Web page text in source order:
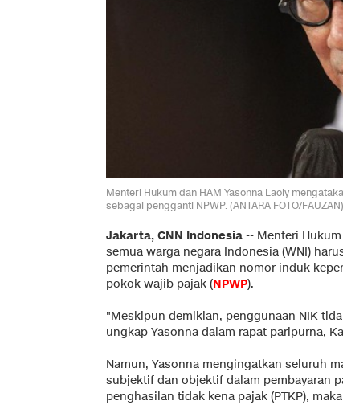
Menteri Hukum dan HAM Yasonna Laoly
sebagai pengganti NPWP. (ANTARA FOTO/
Jakarta, CNN Indonesia -- Menteri
semua warga negara Indonesia (WNI)
pemerintah menjadikan nomor induk
pokok wajib pajak (NPWP).
"Meskipun demikian, penggunaan NIK
ungkap Yasonna dalam rapat paripurna,
Namun, Yasonna mengingatkan seluruh
subjektif dan objektif dalam pembayaran
penghasilan tidak kena pajak (PTKP),